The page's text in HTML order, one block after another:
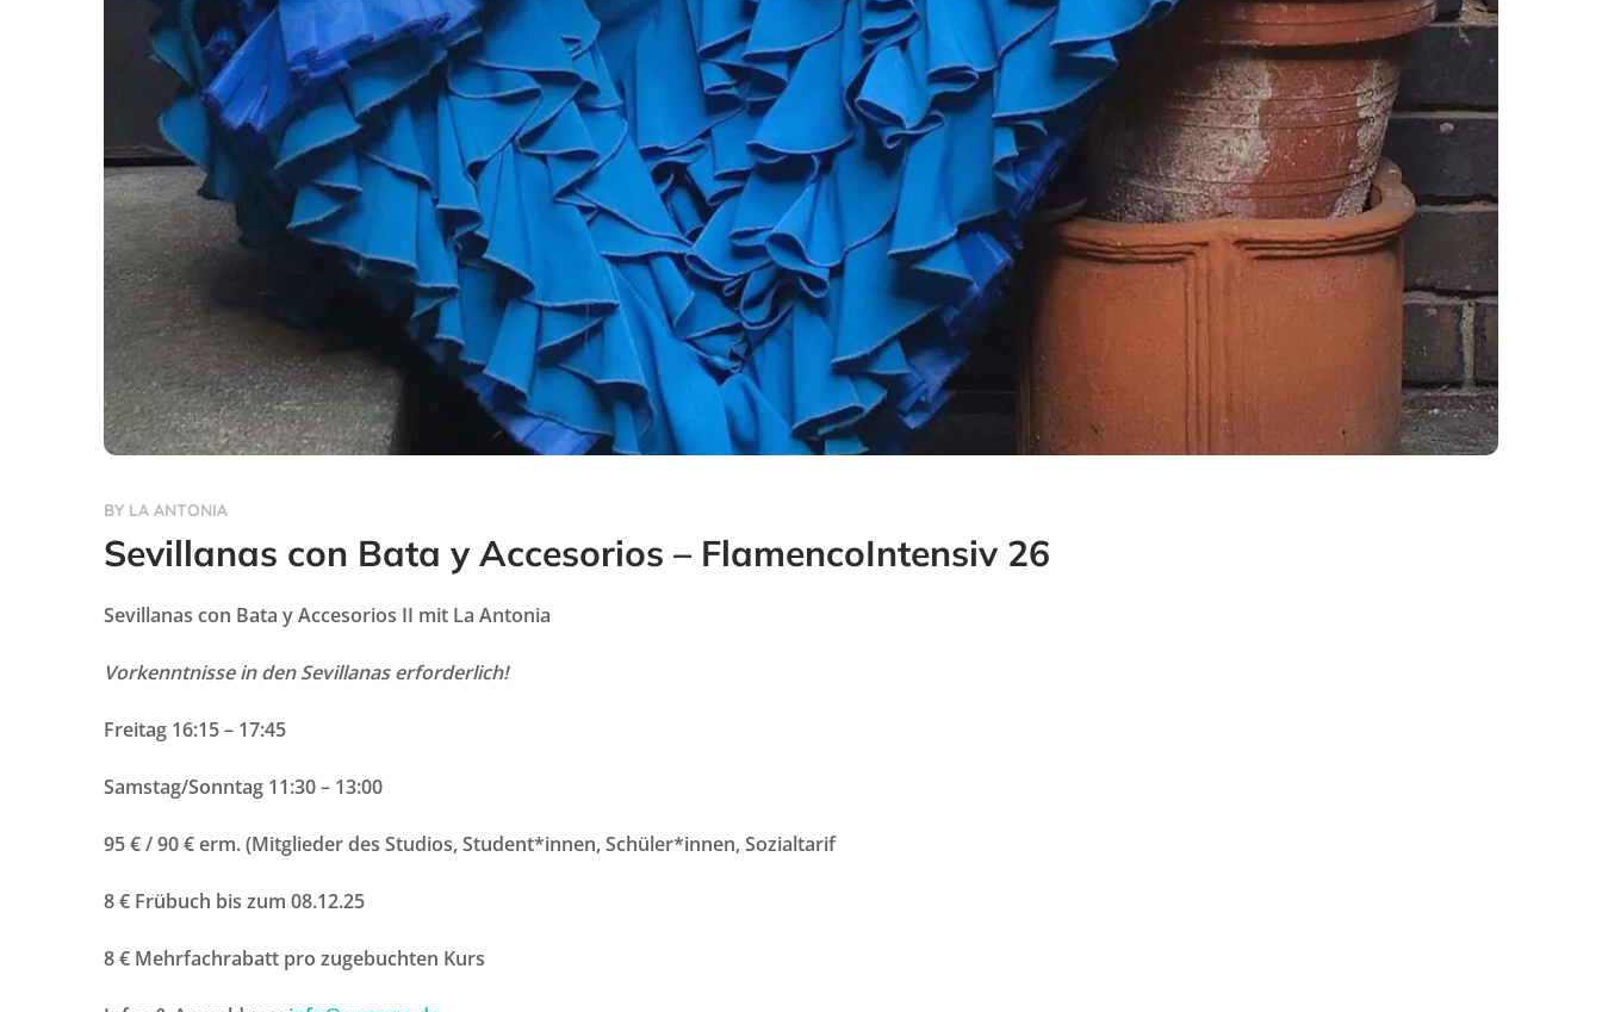
BY LA ANTONIA
Sevillanas con Bata y Accesorios – FlamencoIntensiv 26
Sevillanas con Bata y Accesorios II mit La Antonia
Vorkenntnisse in den Sevillanas erforderlich!
Freitag 16:15 – 17:45
Samstag/Sonntag 11:30 – 13:00
95 € / 90 € erm. (Mitglieder des Studios, Student*innen, Schüler*innen, Sozialtarif
8 € Frübuch bis zum 08.12.25
8 € Mehrfachrabatt pro zugebuchten Kurs